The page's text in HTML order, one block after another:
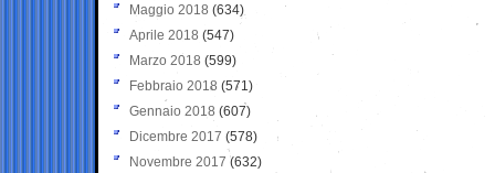
Maggio 2018 (634)
Aprile 2018 (547)
Marzo 2018 (599)
Febbraio 2018 (571)
Gennaio 2018 (607)
Dicembre 2017 (578)
Novembre 2017 (632)